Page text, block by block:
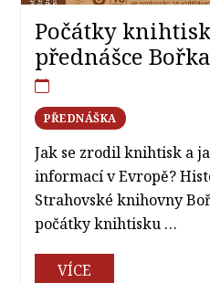
Počátky
přednášce
PŘEDNÁŠKA
Jak se zrodil knihtisk a
informací v Evropě?
Strahovské knihovny
počátky knihtisku …
VÍCE